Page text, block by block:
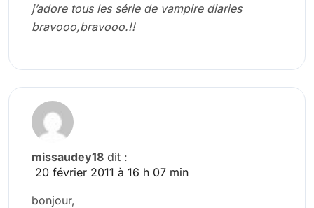
j’adore tous les série de vampire diaries
bravooo,bravooo.!!
missaudey18 dit :
20 février 2011 à 16 h 07 min
bonjour,